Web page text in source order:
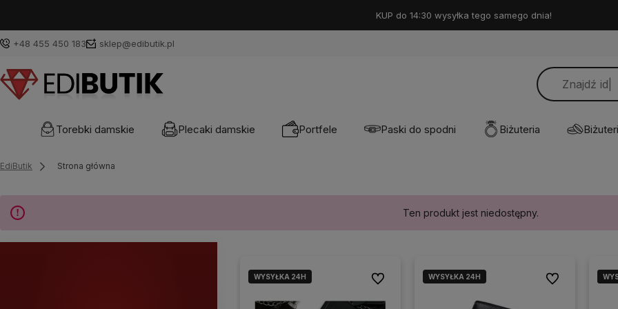
KUP do 14:30 wysyłka tego samego dnia!
+48 455 450 183 sklep@edibutik.pl
Torebki damskie Plecaki damskie Portfele Paski do spodni Biżuteria
EdiButik Strona główna
Ten produkt jest niedostępny.
WYSYŁKA 24H Do ulubionychWYSYŁKA 24H Do ulubionych